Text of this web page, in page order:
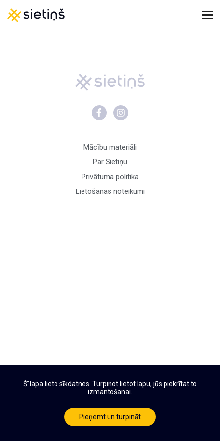
Šī lapa lieto sīkdatnes. Turpinot lietot lapu, jūs piekrītat to
izmantošanai.
Pieņemt un turpināt
Mācību materiāli
Par Sietiņu
Privātuma politika
Lietošanas noteikumi